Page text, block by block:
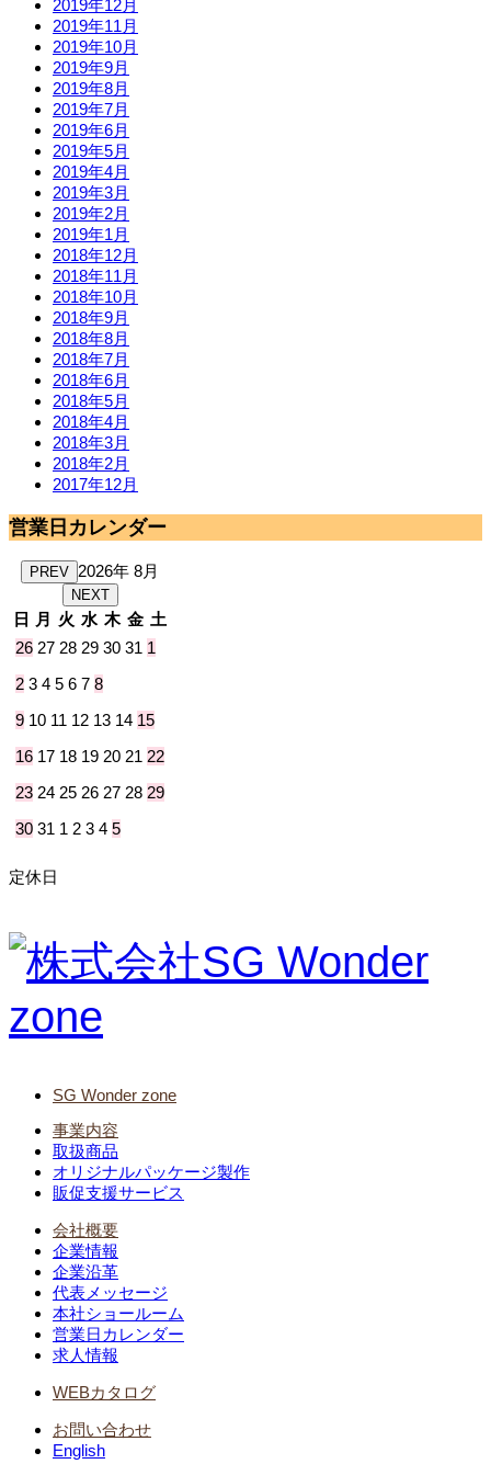
2019年12月
2019年11月
2019年10月
2019年9月
2019年8月
2019年7月
2019年6月
2019年5月
2019年4月
2019年3月
2019年2月
2019年1月
2018年12月
2018年11月
2018年10月
2018年9月
2018年8月
2018年7月
2018年6月
2018年5月
2018年4月
2018年3月
2018年2月
2017年12月
営業日カレンダー
PREV 2026年 8月
NEXT
日 月 火 水 木 金 土
26 27 28 29 30 31 1
2 3 4 5 6 7 8
9 10 11 12 13 14 15
16 17 18 19 20 21 22
23 24 25 26 27 28 29
30 31 1 2 3 4 5
定休日
SG Wonder zone
事業内容
取扱商品
オリジナルパッケージ製作
販促支援サービス
会社概要
企業情報
企業沿革
代表メッセージ
本社ショールーム
営業日カレンダー
求人情報
WEBカタログ
お問い合わせ
English